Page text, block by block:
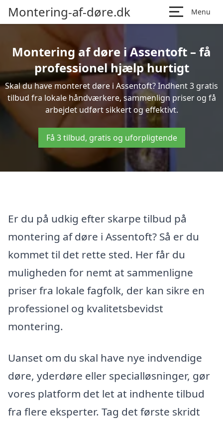
Montering-af-døre.dk Menu
Montering af døre i Assentoft – få
professionel hjælp hurtigt
Skal du have monteret døre i Assentoft? Indhent 3 gratis
tilbud fra lokale håndværkere, sammenlign priser og få
arbejdet udført sikkert og effektivt.
Få 3 tilbud, gratis og uforpligtende
Er du på udkig efter skarpe tilbud på
montering af døre i Assentoft? Så er du
kommet til det rette sted. Her får du
muligheden for nemt at sammenligne
priser fra lokale fagfolk, der kan sikre en
professionel og kvalitetsbevidst
montering.
Uanset om du skal have nye indvendige
døre, yderdøre eller specialløsninger, gør
vores platform det let at indhente tilbud
fra flere eksperter. Tag det første skridt